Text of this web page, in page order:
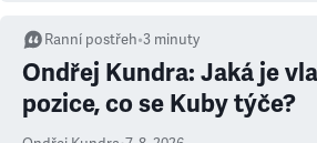
Ranní postřeh•3 minuty
Ondřej Kundra: Jaká je
pozice, co se Kuby týče?